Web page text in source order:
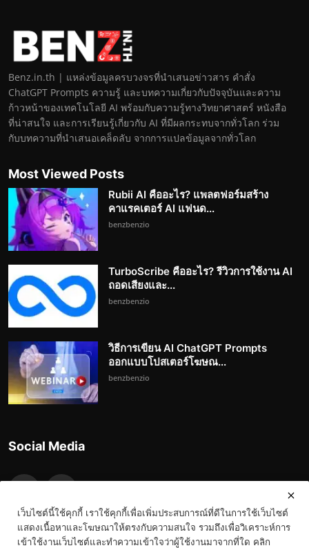
Benz.in.th | แหล่งข้อมูลครบวงจรที่นำเสนอข่าวสาร คำสั่ง
ChatGPT Prompts ความรู้ และบทความเกี่ยวกับปัจจุบันและความ
ก้าวหน้าของเทคโนโลยี AI พร้อมกับความรู้ทางวิทยาศาสตร์ หนังสือ
ที่น่าสนใจ และการเรียนรู้เกี่ยวกับ AI ที่มีผลกระทบจากทั่วโลก ร่วม
กับบทความที่นำเสนอเคล็ดลับ จากการแปลข้อมูลจากทั่วโลก
Most Viewed Posts
Rubii AI คืออะไร? แพลตฟอร์มสร้าง
คาแรคเตอร์ AI แฟนด...
benzbenzio
TurboScribe คืออะไร? รีวิวการใช้งาน AI
ถอดเสียงและ...
benzbenzio
วิธีการเขียน AI ChatGPT Prompts
ออกแบบโปสเตอร์โฆษณ...
benzbenzio
Social Media
เว็บไซต์นี้ใช้คุกกี้ เราใช้คุกกี้เพื่อเพิ่มประสบการณ์ที่ดีในการใช้เว็บไซต์
แสดงเนื้อหาและโฆษณาให้ตรงกับความสนใจ รวมถึงเพื่อวิเคราะห์การ
เข้าใช้งานเว็บไซต์และทำความเข้าใจว่าผู้ใช้งานมาจากที่ใด คลิก